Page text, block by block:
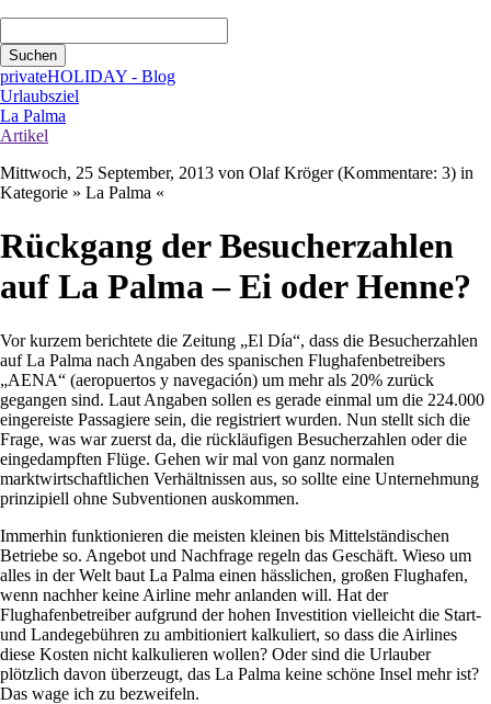
Suchen
privateHOLIDAY - Blog
Urlaubsziel
La Palma
Artikel
Mittwoch, 25 September, 2013 von Olaf Kröger (Kommentare: 3) in
Kategorie » La Palma «
Rückgang der Besucherzahlen
auf La Palma – Ei oder Henne?
Vor kurzem berichtete die Zeitung „El Día“, dass die Besucherzahlen
auf La Palma nach Angaben des spanischen Flughafenbetreibers
„AENA“ (aeropuertos y navegación) um mehr als 20% zurück
gegangen sind. Laut Angaben sollen es gerade einmal um die 224.000
eingereiste Passagiere sein, die registriert wurden. Nun stellt sich die
Frage, was war zuerst da, die rückläufigen Besucherzahlen oder die
eingedampften Flüge. Gehen wir mal von ganz normalen
marktwirtschaftlichen Verhältnissen aus, so sollte eine Unternehmung
prinzipiell ohne Subventionen auskommen.
Immerhin funktionieren die meisten kleinen bis Mittelständischen
Betriebe so. Angebot und Nachfrage regeln das Geschäft. Wieso um
alles in der Welt baut La Palma einen hässlichen, großen Flughafen,
wenn nachher keine Airline mehr anlanden will. Hat der
Flughafenbetreiber aufgrund der hohen Investition vielleicht die Start-
und Landegebühren zu ambitioniert kalkuliert, so dass die Airlines
diese Kosten nicht kalkulieren wollen? Oder sind die Urlauber
plötzlich davon überzeugt, das La Palma keine schöne Insel mehr ist?
Das wage ich zu bezweifeln.